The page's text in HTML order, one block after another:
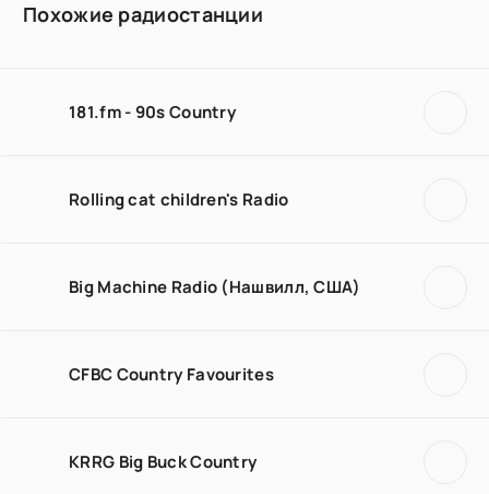
Похожие радиостанции
181.fm - 90s Country
Rolling cat children's Radio
Big Machine Radio (Нашвилл, США)
CFBC Country Favourites
KRRG Big Buck Country